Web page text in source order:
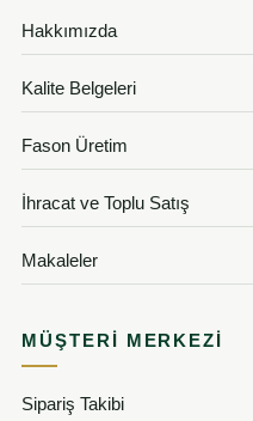
Hakkımızda
Kalite Belgeleri
Fason Üretim
İhracat ve Toplu Satış
Makaleler
MÜŞTERI MERKEZI
Sipariş Takibi